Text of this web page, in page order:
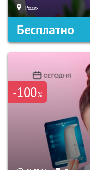
Россия
Бесплатно
-100%